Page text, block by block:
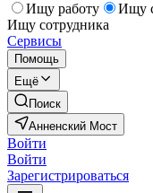
Ищу работу
Ищу
Ищу сотрудника
Сервисы
Помощь
Ещё
Поиск
Анненский Мост
Войти
Войти
Зарегистрироваться